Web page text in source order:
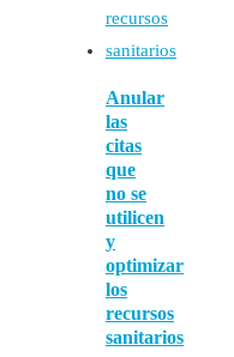
Anular
las
citas
que
no se
utilicen
y
optimizar
los
recursos
sanitarios